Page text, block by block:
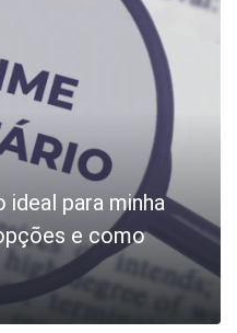
para minha
e como